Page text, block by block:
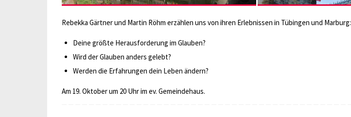
Rebekka Gärtner und Martin Röhm erzählen uns von ihren Erlebnissen in Tübingen und Marburg:
Deine größte Herausforderung im Glauben?
Wird der Glauben anders gelebt?
Werden die Erfahrungen dein Leben ändern?
Am 19. Oktober um 20 Uhr im ev. Gemeindehaus.